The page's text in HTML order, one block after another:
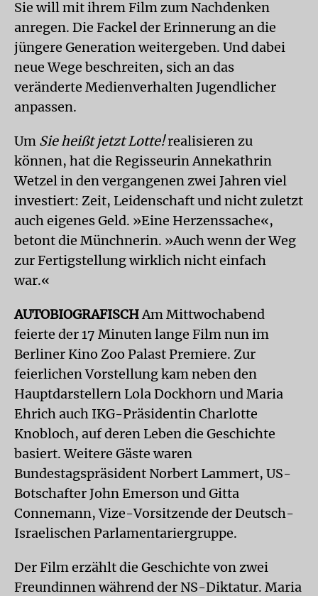
Sie will mit ihrem Film zum Nachdenken
anregen. Die Fackel der Erinnerung an die
jüngere Generation weitergeben. Und dabei
neue Wege beschreiten, sich an das
veränderte Medienverhalten Jugendlicher
anpassen.
Um Sie heißt jetzt Lotte!realisieren zu
können, hat die Regisseurin Annekathrin
Wetzel in den vergangenen zwei Jahren viel
investiert: Zeit, Leidenschaft und nicht zuletzt
auch eigenes Geld. »Eine Herzenssache«,
betont die Münchnerin. »Auch wenn der Weg
zur Fertigstellung wirklich nicht einfach
war.«
AUTOBIOGRAFISCHAm Mittwochabend
feierte der 17 Minuten lange Film nun im
Berliner Kino Zoo Palast Premiere. Zur
feierlichen Vorstellung kam neben den
Hauptdarstellern Lola Dockhorn und Maria
Ehrich auch IKG-Präsidentin Charlotte
Knobloch, auf deren Leben die Geschichte
basiert. Weitere Gäste waren
Bundestagspräsident Norbert Lammert, US-
Botschafter John Emerson und Gitta
Connemann, Vize-Vorsitzende der Deutsch-
Israelischen Parlamentariergruppe.
Der Film erzählt die Geschichte von zwei
Freundinnen während der NS-Diktatur. Maria